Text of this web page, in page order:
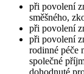
při povolení
směšného,
při povolení
při povolení
rodinné péče
společné
dohodnuté